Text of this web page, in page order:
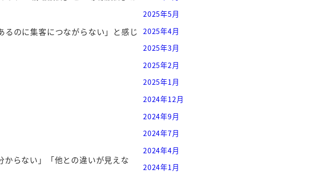
のに集客につながらない」と感じ
らない」「他との違いが見えな
2025年5月
2025年4月
2025年3月
2025年2月
2025年1月
2024年12月
2024年9月
2024年7月
2024年4月
2024年1月